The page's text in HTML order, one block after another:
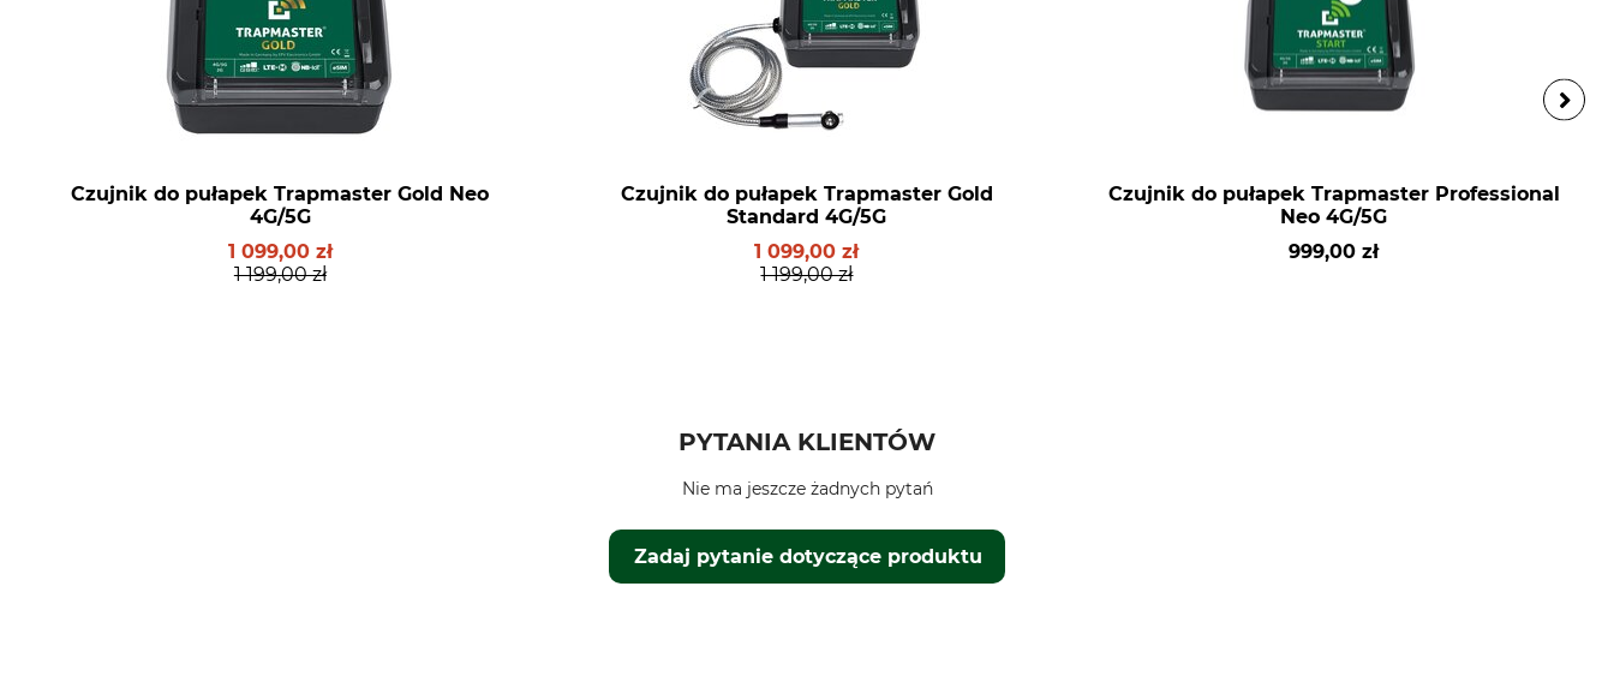
Czujnik do pułapek Trapmaster Gold Neo
4G/5G
1 099,00 zł
1 199,00 zł
Czujnik do pułapek Trapmaster Gold
Standard 4G/5G
1 099,00 zł
1 199,00 zł
Czujnik do pułapek Trapmaster Professional
Neo 4G/5G
999,00 zł
PYTANIA KLIENTÓW
Zadaj pytanie dotyczące produktu
Nie ma jeszcze żadnych pytań